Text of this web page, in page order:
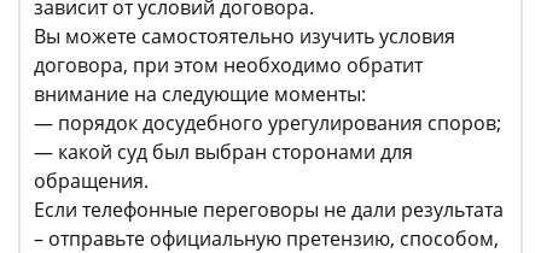
зависит от условий договора.
Вы можете самостоятельно изучить условия
договора, при этом необходимо обратит
внимание на следующие моменты:
— порядок досудебного урегулирования споров;
— какой суд был выбран сторонами для
обращения.
Если телефонные переговоры не дали результата
– отправьте официальную претензию, способом,